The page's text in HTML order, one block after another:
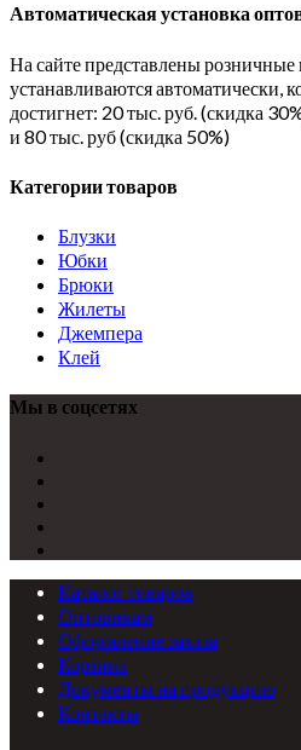
Автоматическая установка
На сайте представлены
устанавливаются автоматически,
достигнет: 20 тыс. руб. (скидка
и 80 тыс. руб (скидка 50%)
Категории товаров
Блузки
Юбки
Брюки
Жилеты
Джемпера
Клей
Мы в соцсетях
Каталог товаров
Оптовикам
Оформление заказа
Корзина
Документы на продукцию
Контакты